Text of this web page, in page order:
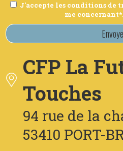
J'accepte les conditions de
me concernant*.
CFP La
Touches
94 rue de la
53410 PORT-